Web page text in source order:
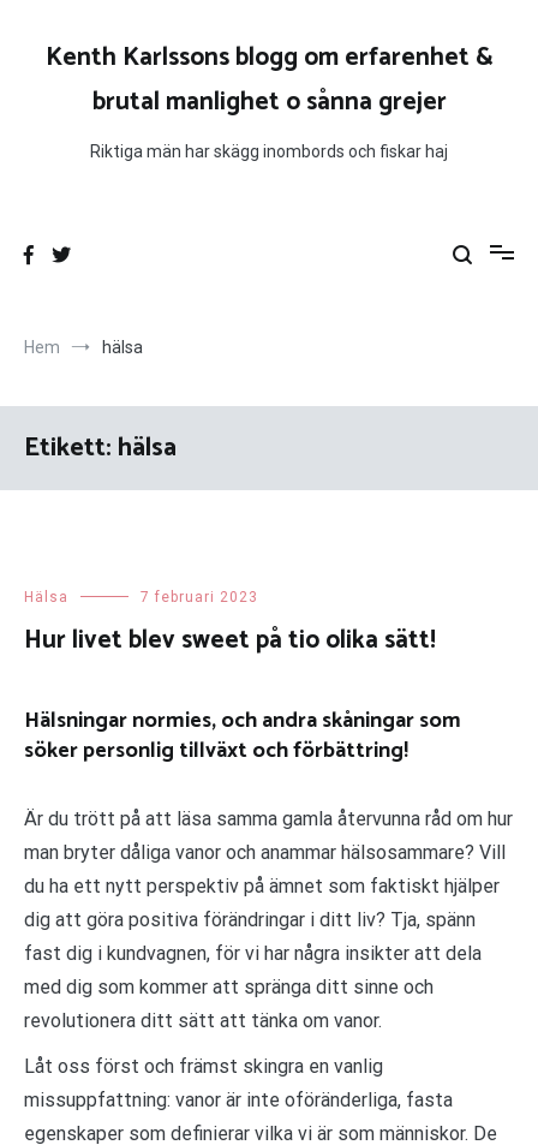
innehållKenth Karlssons blogg om erfarenhet &
brutal manlighet o sånna grejer
Riktiga män har skägg inombords och fiskar haj
Hem hälsa
Etikett:hälsa
Hälsa 7 februari 2023
Hur livet blev sweet på tio olika sätt!
Hälsningar normies, och andra skåningar som
söker personlig tillväxt och förbättring!
Är du trött på att läsa samma gamla återvunna råd om hur
man bryter dåliga vanor och anammar hälsosammare? Vill
du ha ett nytt perspektiv på ämnet som faktiskt hjälper
dig att göra positiva förändringar i ditt liv? Tja, spänn
fast dig i kundvagnen, för vi har några insikter att dela
med dig som kommer att spränga ditt sinne och
revolutionera ditt sätt att tänka om vanor.
Låt oss först och främst skingra en vanlig
missuppfattning: vanor är inte oföränderliga, fasta
egenskaper som definierar vilka vi är som människor. De